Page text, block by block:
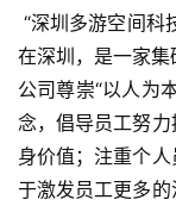
游
戏
业
界
手
“深圳多游空间科
在深圳，是一家集
公司尊崇“以人为
念，倡导员工努
身价值；注重个
于激发员工更多